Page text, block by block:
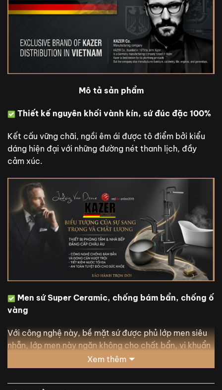
Mô tả sản phẩm
Thiết kế nguyên khối vành kín, sứ đúc đặc 100%
Kết cấu vững chãi, ngồi êm ái được tô điểm bởi kiểu
dáng hiện đại với những đường nét thanh lịch, đầy
cảm xúc.
Men sứ Super Ceramic, chống bám bẩn, chống ố
vàng
Với công nghệ này, bề mặt sứ được phủ lớp men siêu
nhẵn, lớp men này ngăn không cho chất bẩn, vi khuẩn
hay nấm mốc bám vào bề mặt. Sự kết hợp của những
đặc điểm nổi bật này đã tạo ra một bề mặt không đổi
màu cho những sản phẩm được tráng men trong suốt
Xem thêm